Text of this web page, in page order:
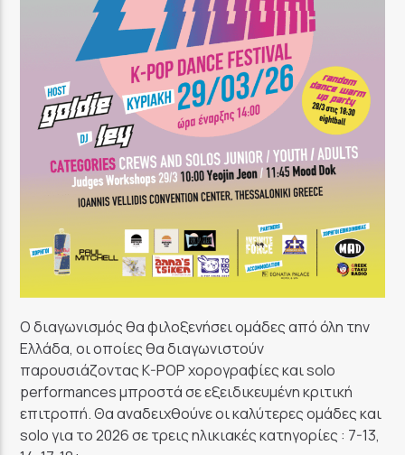
Ο διαγωνισμός θα φιλοξενήσει ομάδες από όλη την
Ελλάδα, οι οποίες θα διαγωνιστούν
παρουσιάζοντας K-POP χορογραφίες και solo
performances μπροστά σε εξειδικευμένη κριτική
επιτροπή. Θα αναδειχθούνε οι καλύτερες ομάδες και
solo για το 2026 σε τρεις ηλικιακές κατηγορίες : 7-13,